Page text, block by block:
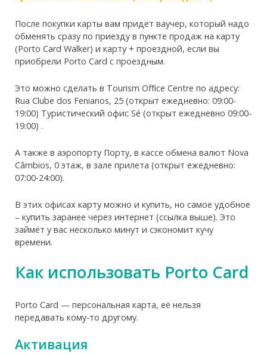
После покупки карты вам придет ваучер, который надо
обменять сразу по приезду в пункте продаж на карту
(Porto Card Walker) и карту + проездной, если вы
приобрели Porto Card с проездным.
Это можно сделать в Tourism Office Centre по адресу:
Rua Clube dos Fenianos, 25 (открыт ежедневно: 09:00-
19:00) Туристический офис Sé (открыт ежедневно 09:00-
19:00) .
А также в аэропорту Порту, в кассе обмена валют Nova
Câmbios, 0 этаж, в зале прилета (открыт ежедневно:
07:00-24:00).
В этих офисах карту можно и купить, но самое удобное
– купить заранее через интернет (ссылка выше). Это
займёт у вас несколько минут и сэкономит кучу
времени.
Как использовать Porto Card
Porto Card — персональная карта, её нельзя
передавать кому-то другому.
Активация